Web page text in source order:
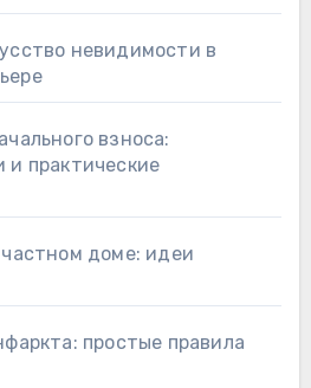
невидимости в
взноса:
и практические
частном доме: идеи
простые правила